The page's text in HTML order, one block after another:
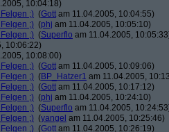
10:04:18)
;) (Gott am 11.04.2005, 10:04:55)
;) (phj am 11.04.2005, 10:05:10)
;) (Superflo am 11.04.2005,
10:06:22)
10:08:00)
;) (Gott am 11.04.2005, 10:09:06)
;) (BP_Hatzer1 am 11.04.2005,
;) (Gott am 11.04.2005, 10:17:12)
;) (phj am 11.04.2005, 10:24:10)
;) (Superflo am 11.04.2005,
;) (yangel am 11.04.2005, 10:25:46)
;) (Gott am 11.04.2005, 10:26:19)